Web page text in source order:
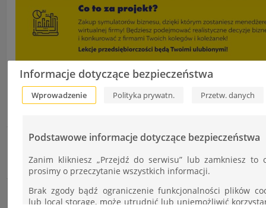
Tour de ZST – podsumowanie po dwóch tygodniach
Spotkanie z przedstawicielami OPCW
Informacje dotyczące bezpieczeństwa
Wprowadzenie Polityka prywatn. Przetw. danych
Podstawowe informacje dotyczące bezpieczeństwa
Zanim klikniesz „Przejdź do serwisu” lub zamkniesz to
prosimy o przeczytanie wszystkich informacji.
Brak zgody bądź ograniczenie funkcjonalności plików
lub local storage, może utrudnić lub uniemożliwić